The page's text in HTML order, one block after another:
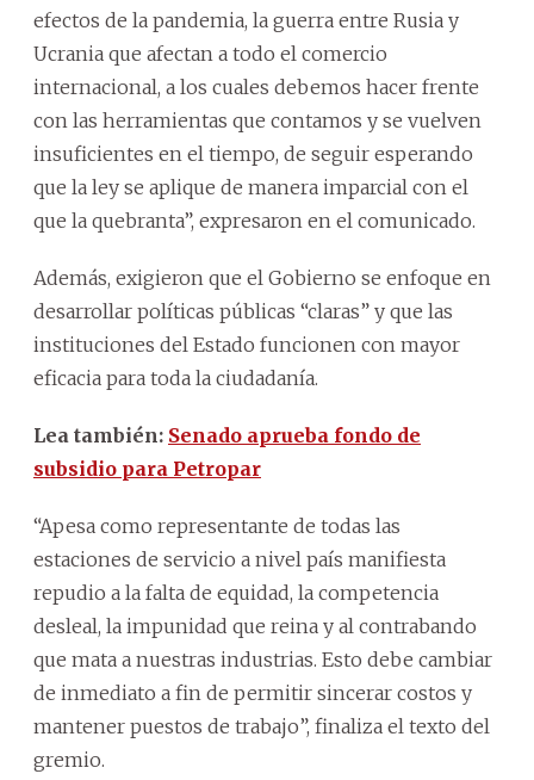
efectos de la pandemia, la guerra entre Rusia y
Ucrania que afectan a todo el comercio
internacional, a los cuales debemos hacer frente
con las herramientas que contamos y se vuelven
insuficientes en el tiempo, de seguir esperando
que la ley se aplique de manera imparcial con el
que la quebranta”, expresaron en el comunicado.
Además, exigieron que el Gobierno se enfoque en
desarrollar políticas públicas “claras” y que las
instituciones del Estado funcionen con mayor
eficacia para toda la ciudadanía.
Lea también: Senado aprueba fondo de
subsidio para Petropar
“Apesa como representante de todas las
estaciones de servicio a nivel país manifiesta
repudio a la falta de equidad, la competencia
desleal, la impunidad que reina y al contrabando
que mata a nuestras industrias. Esto debe cambiar
de inmediato a fin de permitir sincerar costos y
mantener puestos de trabajo”, finaliza el texto del
gremio.